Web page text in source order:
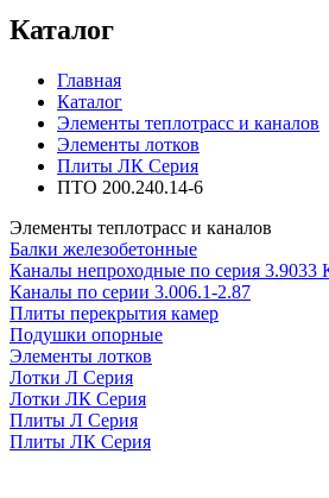
Каталог
Главная
Каталог
Элементы теплотрасс и каналов
Элементы лотков
Плиты ЛК Серия
ПТО 200.240.14-6
Элементы теплотрасс и каналов
Балки железобетонные
Каналы непроходные по серия 3.9033
Каналы по серии 3.006.1-2.87
Плиты перекрытия камер
Подушки опорные
Элементы лотков
Лотки Л Серия
Лотки ЛК Серия
Плиты Л Серия
Плиты ЛК Серия